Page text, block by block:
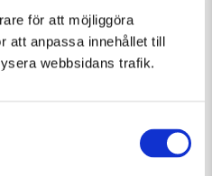
för att möjliggöra
att anpassa innehållet till
webbsidans trafik.